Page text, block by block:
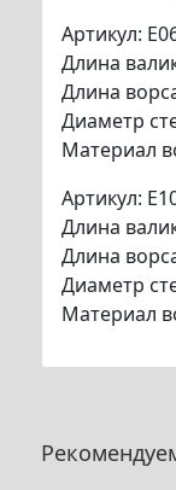
Артикул:
Длина
Длина
Диаметр
Материал
Артикул:
Длина
Длина
Диаметр
Материал